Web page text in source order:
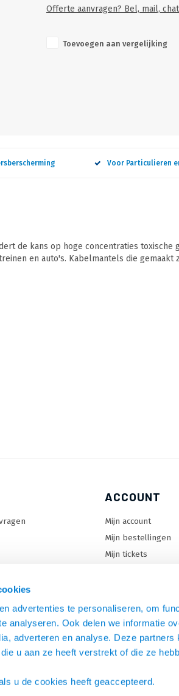
advertenties te personaliseren, om
analyseren. Ook delen we informatie
adverteren en analyse. Deze partners
u aan ze heeft verstrekt of die ze
u de cookies heeft geaccepteerd.
Offerte aanvragen? Bel, mail,
Toevoegen aan vergelijking
Voor Particulieren
de kans op hoge concentraties
en auto's. Kabelmantels die gemaakt
ACCOUNT
Mijn account
Mijn bestellingen
Mijn tickets